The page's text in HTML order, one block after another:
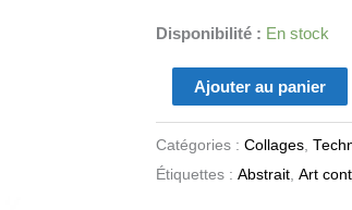
Disponibilité : En stock
Ajouter au panier
Catégories : Collages
Étiquettes : Abstrait Art